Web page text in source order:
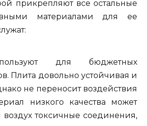
прикрепляют все остальные
материалами для ее
для бюджетных
Плита довольно устойчивая и
не переносит воздействия
низкого качества может
воздух токсичные соединения,